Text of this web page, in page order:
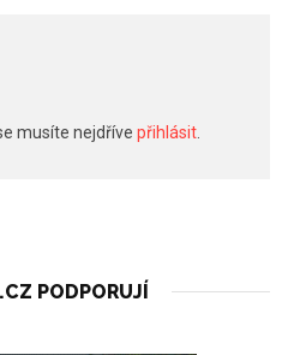
musíte nejdříve přihlásit
PODPORUJÍ